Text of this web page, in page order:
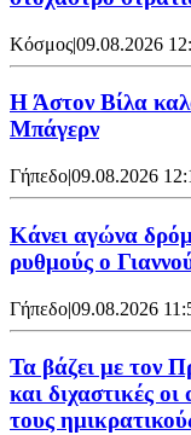
Κόσμος|09.08.2026
Η Άστον Βίλα
Μπάγερν
Γήπεδο|09.08.2026
Kάνει αγώνα
ρυθμούς ο
Γήπεδο|09.08.2026
Τα βάζει με τον
και διχαστικές
τους